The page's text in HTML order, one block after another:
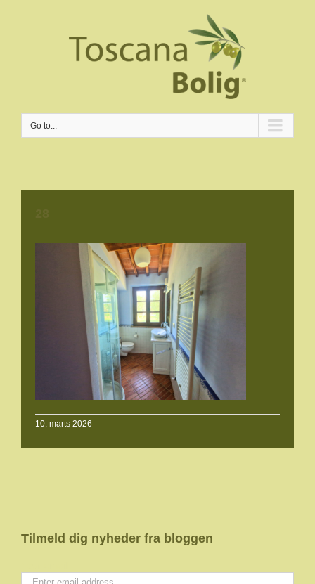
Go to...
10. marts 2026
Tilmeld dig nyheder fra bloggen